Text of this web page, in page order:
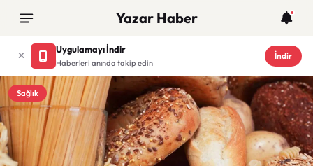
Yazar Haber
Uygulamayı İndir
Haberleri anında takip edin
İndir
Sağlık